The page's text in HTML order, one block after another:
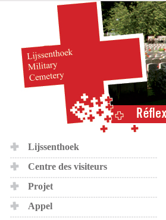
Lijssenthoek
Centre des visiteurs
Projet
Appel